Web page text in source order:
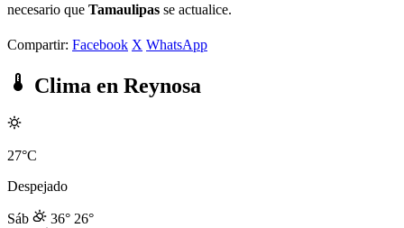
necesario que Tamaulipas se actualice.
Compartir: Facebook X WhatsApp
Clima en Reynosa
27°C
Despejado
Sáb 36° 26°